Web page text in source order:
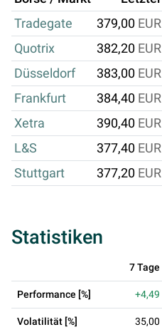
Tradegate
379,00 EUR
Quotrix
382,20 EUR
Düsseldorf
383,00 EUR
Frankfurt
384,40 EUR
Xetra
390,40 EUR
L&S
377,40 EUR
Stuttgart
377,20 EUR
Statistiken
7 Tage
Performance [%] +4,49
Volatilität [%] 35,00